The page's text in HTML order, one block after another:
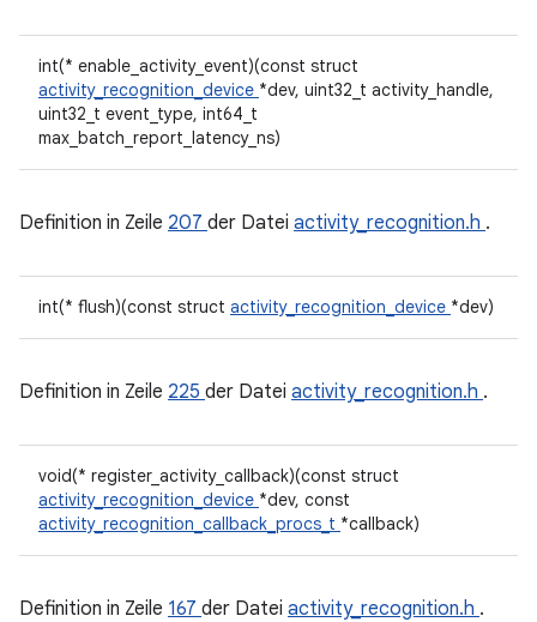
int(* enable_activity_event)(const struct
activity_recognition_device *dev, uint32_t activity_handle,
uint32_t event_type, int64_t
max_batch_report_latency_ns)
Definition in Zeile 207 der Datei activity_recognition.h .
int(* flush)(const struct activity_recognition_device *dev)
Definition in Zeile 225 der Datei activity_recognition.h .
void(* register_activity_callback)(const struct
activity_recognition_device *dev, const
activity_recognition_callback_procs_t *callback)
Definition in Zeile 167 der Datei activity_recognition.h .